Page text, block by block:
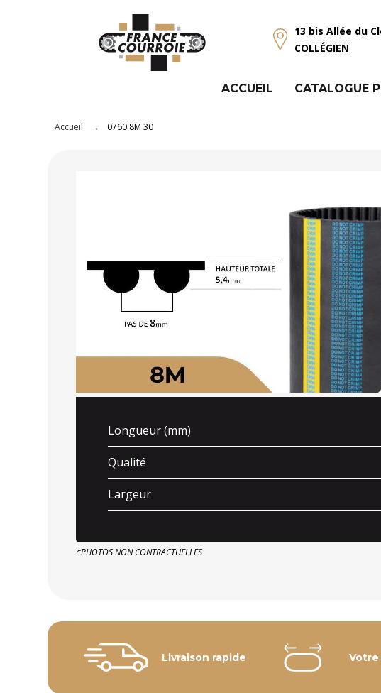
13 bis Allée du
COLLÉGIEN
ACCUEIL CATALOGUE
Accueil 0760 8M 30
Longueur (mm)
Qualité
Largeur
*PHOTOS NON CONTRACTUELLES
Livraison rapide